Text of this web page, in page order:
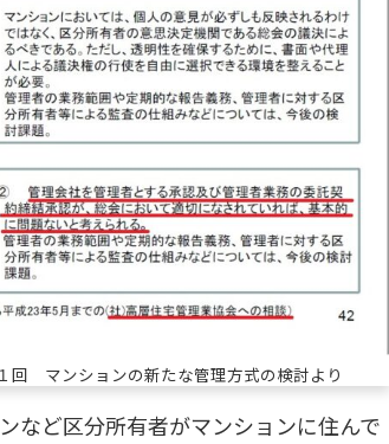
マンションの新たな管理方式の検討より
など区分所有者がマンションに住んで